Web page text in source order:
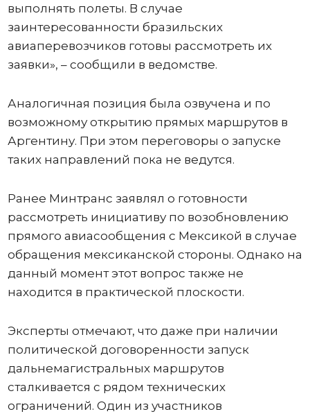
выполнять полеты. В случае
заинтересованности бразильских
авиаперевозчиков готовы рассмотреть их
заявки», – сообщили в ведомстве.
Аналогичная позиция была озвучена и по
возможному открытию прямых маршрутов в
Аргентину. При этом переговоры о запуске
таких направлений пока не ведутся.
Ранее Минтранс заявлял о готовности
рассмотреть инициативу по возобновлению
прямого авиасообщения с Мексикой в случае
обращения мексиканской стороны. Однако на
данный момент этот вопрос также не
находится в практической плоскости.
Эксперты отмечают, что даже при наличии
политической договоренности запуск
дальнемагистральных маршрутов
сталкивается с рядом технических
ограничений. Один из участников